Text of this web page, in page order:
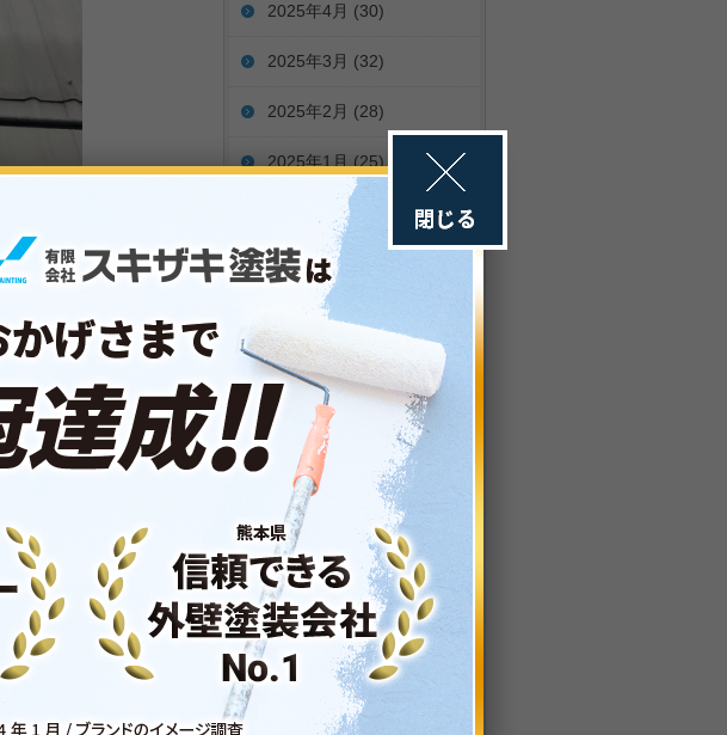
2025年4月 (30)
2025年3月 (32)
2025年2月 (28)
2025年1月 (25)
2024年12月
2024年11月
2024年10月
2024年9月(30)
2024年8月
2024年7月
2024年6月
2024年5月 (31)
2024年4月(30)
2024年3月(31)
2024年2月(29)